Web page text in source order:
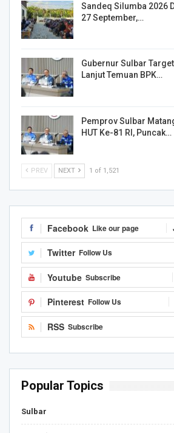
Sandeq Silumba 2026
27 September,…
Gubernur Sulbar
Lanjut Temuan BPK…
Pemprov Sulbar
HUT Ke-81 RI, Puncak…
PREV NEXT 1 of 1,521
Facebook Like our page
Twitter Follow Us
Youtube Subscribe
Pinterest Follow Us
RSS Subscribe
Popular Topics
Sulbar